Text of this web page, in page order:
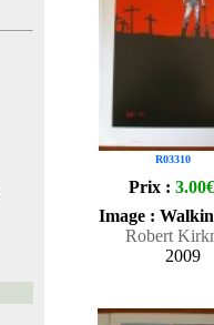
R03310
Prix : 3.00€
Image :
Robert
2009